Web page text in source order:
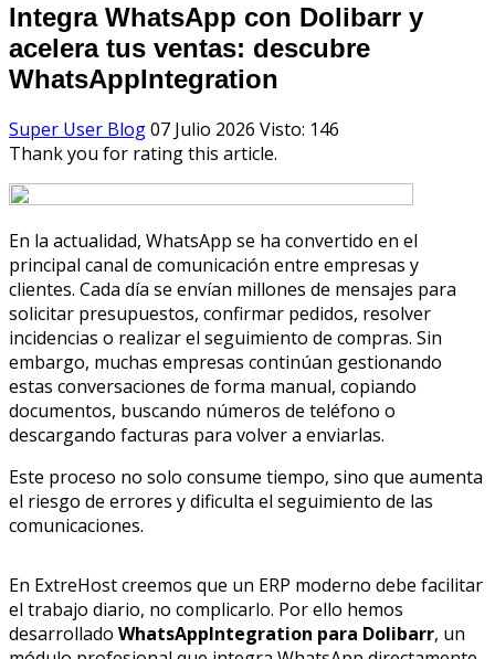
Integra WhatsApp con Dolibarr y
acelera tus ventas: descubre
WhatsAppIntegration
Super User Blog07 Julio 2026 Visto: 146
Thank you for rating this article.
En la actualidad, WhatsApp se ha convertido en el
principal canal de comunicación entre empresas y
clientes. Cada día se envían millones de mensajes para
solicitar presupuestos, confirmar pedidos, resolver
incidencias o realizar el seguimiento de compras. Sin
embargo, muchas empresas continúan gestionando
estas conversaciones de forma manual, copiando
documentos, buscando números de teléfono o
descargando facturas para volver a enviarlas.
Este proceso no solo consume tiempo, sino que aumenta
el riesgo de errores y dificulta el seguimiento de las
comunicaciones.
En ExtreHost creemos que un ERP moderno debe facilitar
el trabajo diario, no complicarlo. Por ello hemos
desarrollado WhatsAppIntegration para Dolibarr, un